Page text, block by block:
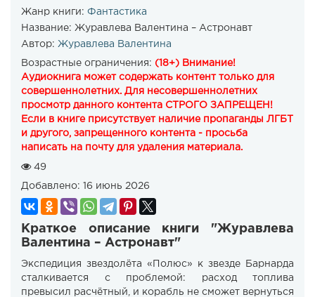
Жанр книги: Фантастика
Название: Журавлева Валентина – Астронавт
Автор: Журавлева Валентина
Возрастные ограничения: (18+) Внимание!
Аудиокнига может содержать контент только для
совершеннолетних. Для несовершеннолетних
просмотр данного контента СТРОГО ЗАПРЕЩЕН!
Если в книге присутствует наличие пропаганды ЛГБТ
и другого, запрещенного контента - просьба
написать на почту для удаления материала.
49
Добавлено: 16 июнь 2026
Краткое описание книги "Журавлева
Валентина – Астронавт"
Экспедиция звездолёта «Полюс» к звезде Барнарда
сталкивается с проблемой: расход топлива
превысил расчётный, и корабль не сможет вернуться